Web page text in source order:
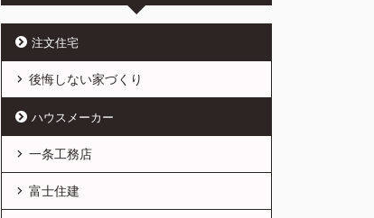
注文住宅
後悔しない家づくり
ハウスメーカー
一条工務店
富士住建